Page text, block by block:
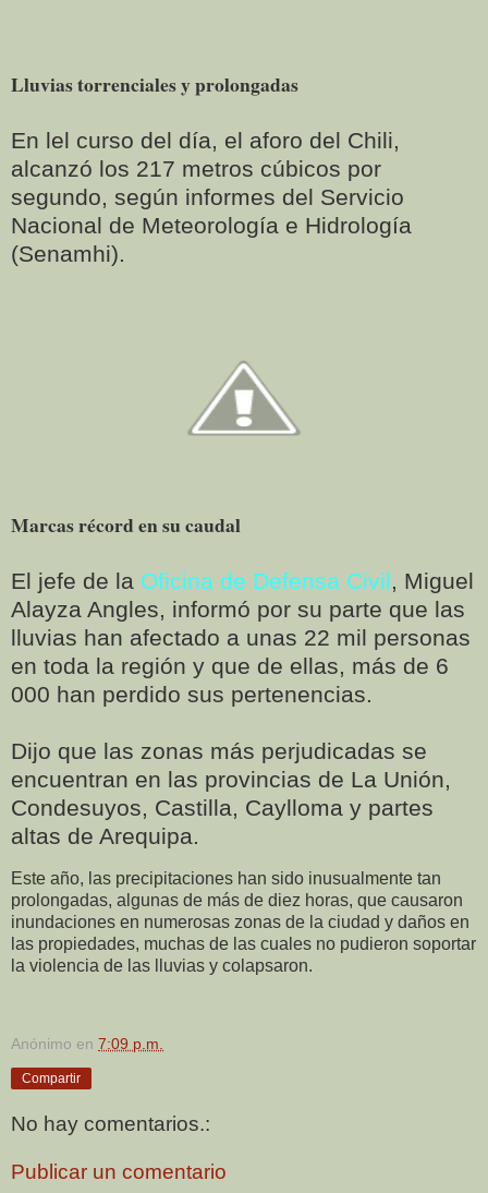
Lluvias torrenciales y prolongadas
En lel curso del día, el aforo del Chili,
alcanzó los 217 metros cúbicos por
segundo, según informes del Servicio
Nacional de Meteorología e Hidrología
(Senamhi).
Marcas récord en su caudal
El jefe de la Oficina de Defensa Civil, Miguel
Alayza Angles, informó por su parte que las
lluvias han afectado a unas 22 mil personas
en toda la región y que de ellas, más de 6
000 han perdido sus pertenencias.
Dijo que las zonas más perjudicadas se
encuentran en las provincias de La Unión,
Condesuyos, Castilla, Caylloma y partes
altas de Arequipa.
Este año, las precipitaciones han sido inusualmente tan
prolongadas, algunas de más de diez horas, que causaron
inundaciones en numerosas zonas de la ciudad y daños en
las propiedades, muchas de las cuales no pudieron soportar
la violencia de las lluvias y colapsaron.
Anónimo en 7:09 p.m.
Compartir
No hay comentarios.:
Publicar un comentario